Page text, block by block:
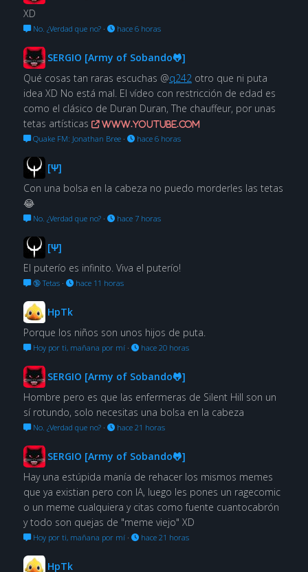
XD
No. ¿Verdad que no?· hace 6 horas
SERGIO [Army of Sobando🐸]
Qué cosas tan raras escuchas @q242 otro que ni puta
idea XD No está mal. El vídeo con restricción de edad es
como el clásico de Duran Duran, The chauffeur, por unas
tetas artísticas
www.youtube.com
Quake FM: Jonathan Bree· hace 6 horas
[Ψ]
Con una bolsa en la cabeza no puedo morderles las tetas
😂
No. ¿Verdad que no?· hace 7 horas
[Ψ]
El puterío es infinito. Viva el puterío!
🔞 Tetas· hace 11 horas
HpTk
Porque los niños son unos hijos de puta.
Hoy por ti, mañana por mí· hace 20 horas
SERGIO [Army of Sobando🐸]
Hombre pero es que las enfermeras de Silent Hill son un
sí rotundo, solo necesitas una bolsa en la cabeza
No. ¿Verdad que no?· hace 21 horas
SERGIO [Army of Sobando🐸]
Hay una estúpida manía de rehacer los mismos memes
que ya existian pero con IA, luego les pones un ragecomic
o un meme cualquiera y citas como fuente cuantocabrón
y todo son quejas de "meme viejo" XD
Hoy por ti, mañana por mí· hace 21 horas
HpTk